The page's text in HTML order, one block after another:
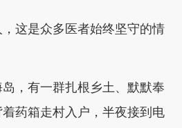
是众多医者始终坚守的情
有一群扎根乡土、默默奉
药箱走村入户，半夜接到电